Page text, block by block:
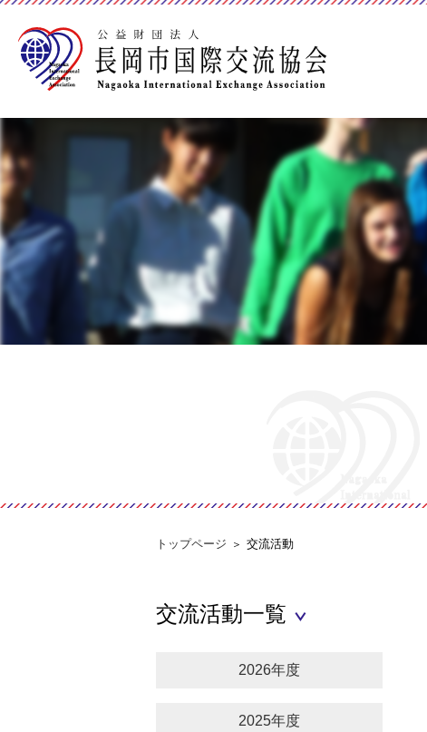
トップページ 交流活動
交流活動一覧
2026年度
2025年度